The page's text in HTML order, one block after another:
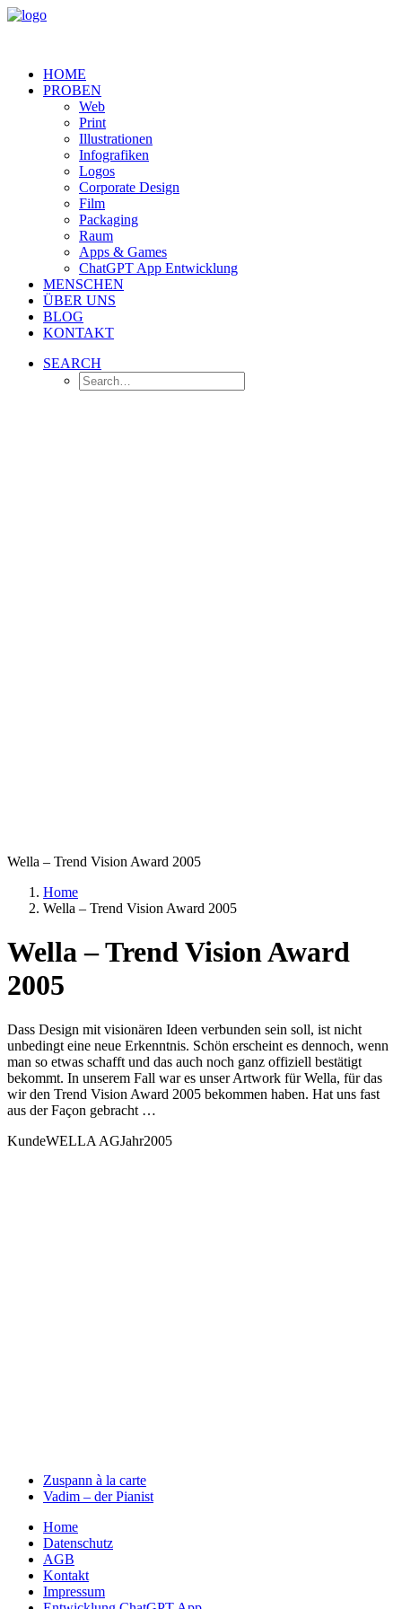
HOME
PROBEN
Web
Print
Illustrationen
Infografiken
Logos
Corporate Design
Film
Packaging
Raum
Apps & Games
ChatGPT App Entwicklung
MENSCHEN
ÜBER UNS
BLOG
KONTAKT
SEARCH
Wella – Trend Vision Award 2005
Home
Wella – Trend Vision Award 2005
Wella – Trend Vision Award
2005
Dass Design mit visionären Ideen verbunden sein soll, ist nicht
unbedingt eine neue Erkenntnis. Schön erscheint es dennoch, wenn
man so etwas schafft und das auch noch ganz offiziell bestätigt
bekommt. In unserem Fall war es unser Artwork für Wella, für das
wir den Trend Vision Award 2005 bekommen haben. Hat uns fast
aus der Façon gebracht …
KundeWELLA AGJahr2005
Zuspann à la carte
Vadim – der Pianist
Home
Datenschutz
AGB
Kontakt
Impressum